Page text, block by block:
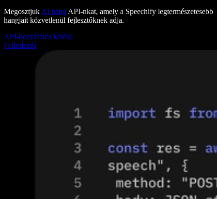
Megosztjuk AI hang API-nkat, amely a Speechify legtermészetesebb
hangjait közvetlenül fejlesztőknek adja.
API-hozzáférés kérése
Felfedezés